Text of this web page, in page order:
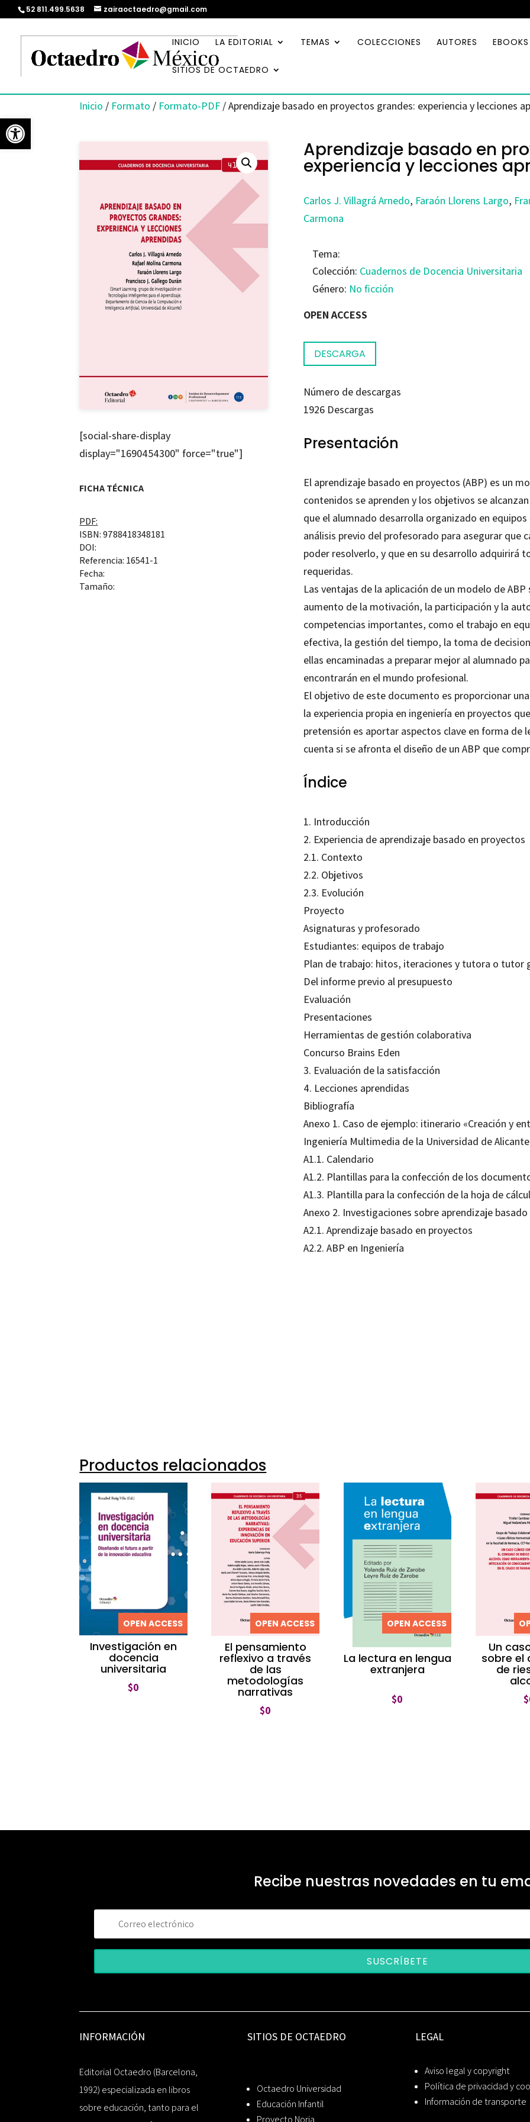
Abrir barra de herramientas
52 811.499.5638 zairaoctaedro@gmail.com
INICIO LA EDITORIAL TEMAS COLECCIONES AUTORES EBOOKS
SITIOS DE OCTAEDRO
Inicio / Formato / Formato-PDF / Aprendizaje basado en proyectos grandes: experiencia y lecciones
[social-share-display
display="1690454300" force="true"]
FICHA TÉCNICA
PDF:
ISBN: 9788418348181
DOI:
Referencia: 16541-1
Fecha:
Tamaño:
Aprendizaje basado en
experiencia y lecciones
Carlos J. Villagrá Arnedo, Faraón Llorens Largo,
Carmona
Tema:
Colección: Cuadernos de Docencia Universitaria
Género: No ficción
OPEN ACCESS
DESCARGA
Número de descargas
1926Descargas
Presentación
El aprendizaje basado en proyectos (ABP) es un
contenidos se aprenden y los objetivos se
que el alumnado desarrolla organizado en
análisis previo del profesorado para asegurar que
poder resolverlo, y que en su desarrollo adquirirá
requeridas.
Las ventajas de la aplicación de un modelo de
aumento de la motivación, la participación y la
competencias importantes, como el trabajo en
efectiva, la gestión del tiempo, la toma de
ellas encaminadas a preparar mejor al alumnado
encontrarán en el mundo profesional.
El objetivo de este documento es proporcionar
la experiencia propia en ingeniería en proyectos
pretensión es aportar aspectos clave en forma de
cuenta si se afronta el diseño de un ABP que
Índice
1. Introducción
2. Experiencia de aprendizaje basado en proyectos
2.1. Contexto
2.2. Objetivos
2.3. Evolución
Proyecto
Asignaturas y profesorado
Estudiantes: equipos de trabajo
Plan de trabajo: hitos, iteraciones y tutora o tutor
Del informe previo al presupuesto
Evaluación
Presentaciones
Herramientas de gestión colaborativa
Concurso Brains Eden
3. Evaluación de la satisfacción
4. Lecciones aprendidas
Bibliografía
Anexo 1. Caso de ejemplo: itinerario «Creación y
Ingeniería Multimedia de la Universidad de Alicante
A1.1. Calendario
A1.2. Plantillas para la confección de los
A1.3. Plantilla para la confección de la hoja de
Anexo 2. Investigaciones sobre aprendizaje
A2.1. Aprendizaje basado en proyectos
A2.2. ABP en Ingeniería
Productos relacionados
OPEN ACCESS
Investigación en
docencia
universitaria
$0
OPEN ACCESS
El pensamiento
reflexivo a través
de las
metodologías
narrativas
$0
OPEN ACCESS
La lectura en lengua
extranjera
$0
Un
sobre el
de
$
Recibe nuestras novedades en tu
SUSCRÍBETE
INFORMACIÓN
Editorial Octaedro (Barcelona,
1992) especializada en libros
sobre educación, tanto para el
SITIOS DE OCTAEDRO
Octaedro Universidad
Educación Infantil
Proyecto Noria
LEGAL
Aviso legal y copyright
Política de privacidad y
Información de transporte